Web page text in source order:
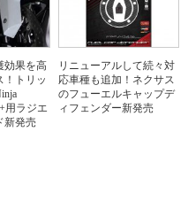
効果を高
！トリッ
用ラジエ
新発売
リニューアルして続々対
応車種も追加！ネクサス
のフューエルキャップデ
ィフェンダー新発売